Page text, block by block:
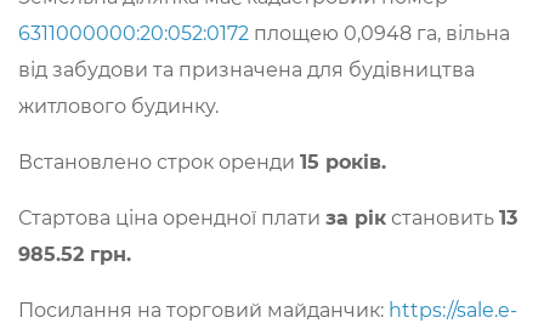
6311000000:20:052:0172 площею 0,0948 га, вільна
від забудови та призначена для будівництва
житлового будинку.
Встановлено строк оренди 15 років.
Стартова ціна орендної плати за рік становить 13
985.52 грн.
Посилання на торговий майданчик: https://sale.e-